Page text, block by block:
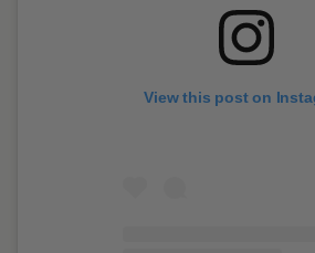
View this post on